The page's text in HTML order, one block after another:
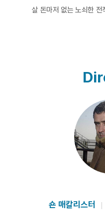
살 돈마저 없는 노쇠한
담은 <내가 본 혁명>으로
다. 이번에 선보이는 <시
마찬가지로 혁명, 전쟁,
를 기록하며 그 속에 방
질기게 담아내고 있다.
는 잔혹한 시리아의 현실
으로 점철된 아메르와 라
의 역사를 반영하며 서서
족들은 카메라와 자연스
숀 매칼리스터